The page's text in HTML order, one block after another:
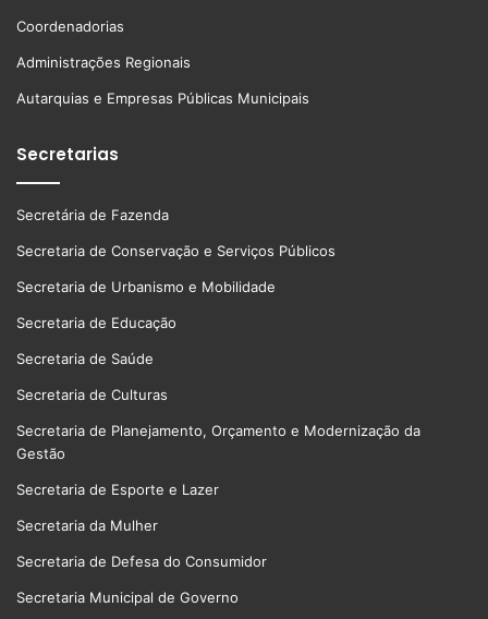
Coordenadorias
Administrações Regionais
Autarquias e Empresas Públicas Municipais
Secretarias
Secretária de Fazenda
Secretaria de Conservação e Serviços Públicos
Secretaria de Urbanismo e Mobilidade
Secretaria de Educação
Secretaria de Saúde
Secretaria de Culturas
Secretaria de Planejamento, Orçamento e Modernização da
Gestão
Secretaria de Esporte e Lazer
Secretaria da Mulher
Secretaria de Defesa do Consumidor
Secretaria Municipal de Governo